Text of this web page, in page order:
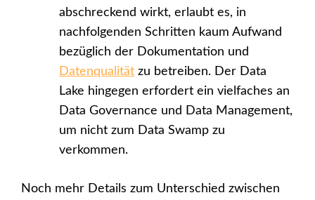
abschreckend wirkt, erlaubt es, in
nachfolgenden Schritten kaum Aufwand
bezüglich der Dokumentation und
Datenqualität zu betreiben. Der Data
Lake hingegen erfordert ein vielfaches an
Data Governance und Data Management,
um nicht zum Data Swamp zu
verkommen.
Noch mehr Details zum Unterschied zwischen